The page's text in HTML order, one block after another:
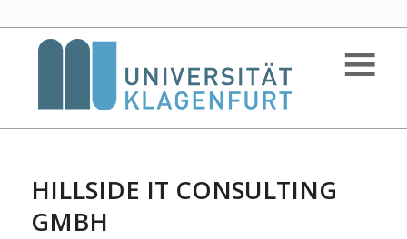
HILLSIDE IT CONSULTING
GMBH